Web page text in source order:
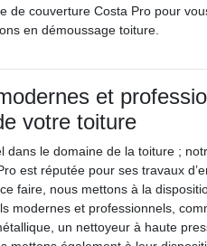
de couverture Costa Pro pour
en démoussage toiture.
et
votre toiture
dans le domaine de la toiture ;
est réputée pour ses travaux
faire, nous mettons à la
modernes et professionnels,
un nettoyeur à haute